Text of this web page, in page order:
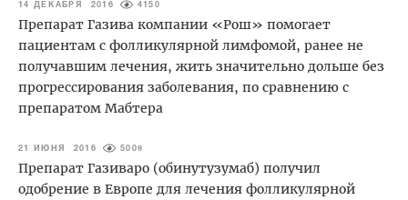
14 ДЕКАБРЯ 2016 4150
Препарат Газива компании «Рош» помогает
пациентам с фолликулярной лимфомой, ранее не
получавшим лечения, жить значительно дольше без
прогрессирования заболевания, по сравнению с
препаратом Мабтера
21 ИЮНЯ 2016 5009
Препарат Газиваро (обинутузумаб) получил
одобрение в Европе для лечения фолликулярной